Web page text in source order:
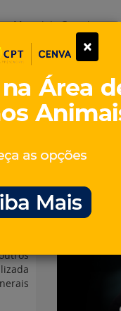
Materiais Gratuitos
×